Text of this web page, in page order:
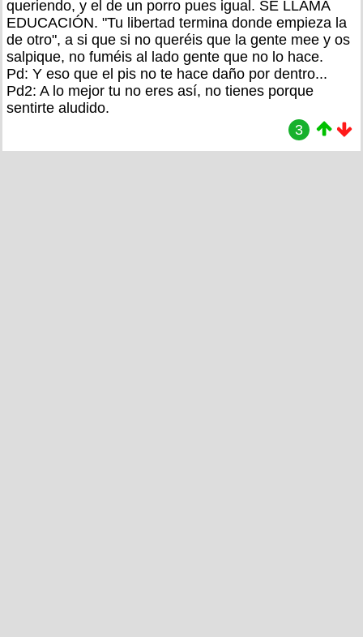
queriendo, y el de un porro pues igual. SE LLAMA
EDUCACIÓN. "Tu libertad termina donde empieza la
de otro", a si que si no queréis que la gente mee y os
salpique, no fuméis al lado gente que no lo hace.
Pd: Y eso que el pis no te hace daño por dentro...
Pd2: A lo mejor tu no eres así, no tienes porque
sentirte aludido.
3